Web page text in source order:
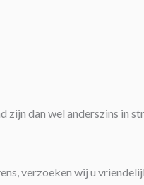
dan wel anderszins in
verzoeken wij u